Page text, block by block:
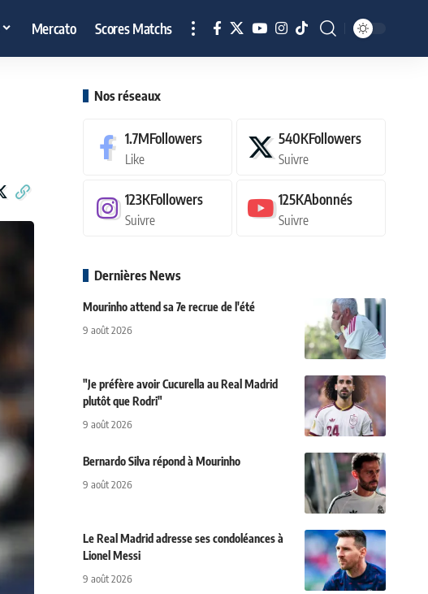
Mercato Scores Matchs
Nos réseaux
1.7MFollowers
Like
540KFollowers
Suivre
123KFollowers
Suivre
125KAbonnés
Suivre
Dernières News
Mourinho attend sa 7e recrue de l'été
9 août 2026
"Je préfère avoir Cucurella au Real Madrid
plutôt que Rodri"
9 août 2026
Bernardo Silva répond à Mourinho
9 août 2026
Le Real Madrid adresse ses condoléances à
Lionel Messi
9 août 2026